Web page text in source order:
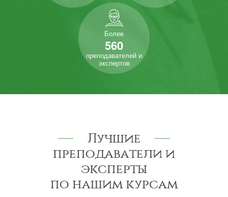
Более
560
преподавателей и
экспертов
Лучшие
преподаватели и
эксперты
по нашим курсам